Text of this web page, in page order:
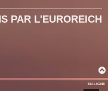
PAR L'EUROREICH
EN LIGNE